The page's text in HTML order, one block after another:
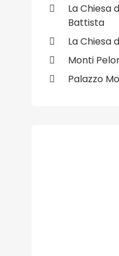
La Chiesa
Battista
La Chiesa
Monti
Palazzo